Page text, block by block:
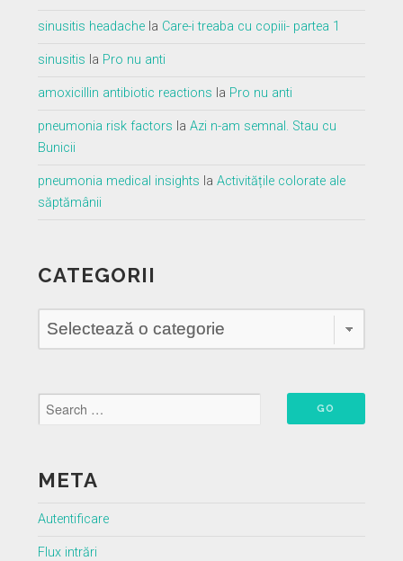
sinusitis headachela Care-i treaba cu copiii- partea 1
sinusitis la Pro nu anti
amoxicillin antibiotic reactions la Pro nu anti
pneumonia risk factors la Azi n-am semnal. Stau cu
Bunicii
pneumonia medical insights la Activitățile colorate ale
săptămânii
CATEGORII
META
Autentificare
Flux intrări